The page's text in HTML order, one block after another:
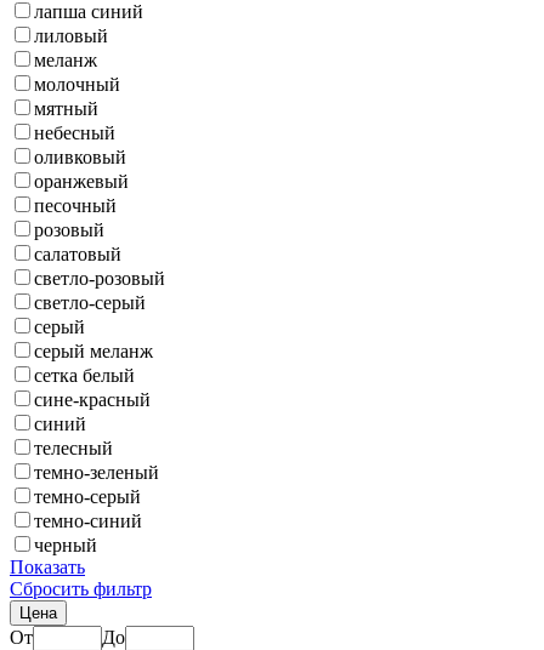
лапша синий
лиловый
меланж
молочный
мятный
небесный
оливковый
оранжевый
песочный
розовый
салатовый
светло-розовый
светло-серый
серый
серый меланж
сетка белый
сине-красный
синий
телесный
темно-зеленый
темно-серый
темно-синий
черный
Показать
Сбросить фильтр
Цена
От
До